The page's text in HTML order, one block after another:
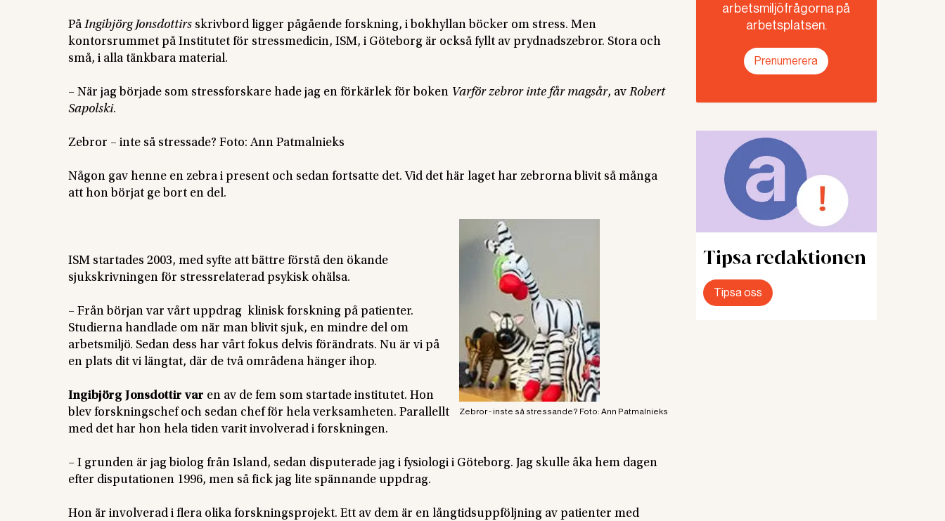
På Ingibjörg Jonsdottirs skrivbord ligger pågående forskning, i bokhyllan böcker om stress. Men
kontorsrummet på Institutet för stressmedicin, ISM, i Göteborg är också fyllt av prydnadszebror. Stora och
små, i alla tänkbara material.
– När jag började som stressforskare hade jag en förkärlek för boken Varför zebror inte får magsår, av Robert
Sapolski.
Zebror – inte så stressade? Foto: Ann Patmalnieks
Någon gav henne en zebra i present och sedan fortsatte det. Vid det här laget har zebrorna blivit så många
att hon börjat ge bort en del.
Zebror - inste så stressande? Foto: Ann Patmalnieks
ISM startades 2003, med syfte att bättre förstå den ökande
sjukskrivningen för stressrelaterad psykisk ohälsa.
– Från början var vårt uppdrag klinisk forskning på patienter.
Studierna handlade om när man blivit sjuk, en mindre del om
arbetsmiljö. Sedan dess har vårt fokus delvis förändrats. Nu är vi på
en plats dit vi längtat, där de två områdena hänger ihop.
Ingibjörg Jonsdottir var en av de fem som startade institutet. Hon
blev forskningschef och sedan chef för hela verksamheten. Parallellt
med det har hon hela tiden varit involverad i forskningen.
– I grunden är jag biolog från Island, sedan disputerade jag i fysiologi i Göteborg. Jag skulle åka hem dagen
efter disputationen 1996, men så fick jag lite spännande uppdrag.
Hon är involverad i flera olika forskningsprojekt. Ett av dem är en långtidsuppföljning av patienter med
arbetsmiljöfrågorna på
arbetsplatsen.
Prenumerera
Tipsa redaktionen
Tipsa oss